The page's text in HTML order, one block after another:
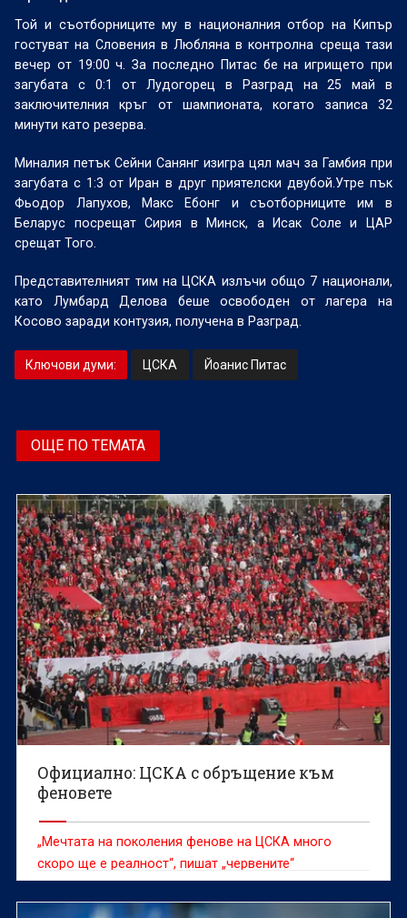
Той и съотборниците му в националния отбор на Кипър
гостуват на Словения в Любляна в контролна среща тази
вечер от 19:00 ч. За последно Питас бе на игрището при
загубата с 0:1 от Лудогорец в Разград на 25 май в
заключителния кръг от шампионата, когато записа 32
минути като резерва.
Миналия петък Сейни Санянг изигра цял мач за Гамбия при
загубата с 1:3 от Иран в друг приятелски двубой.Утре пък
Фьодор Лапухов, Макс Ебонг и съотборниците им в
Беларус посрещат Сирия в Минск, а Исак Соле и ЦАР
срещат Того.
Представителният тим на ЦСКА излъчи общо 7 национали,
като Лумбард Делова беше освободен от лагера на
Косово заради контузия, получена в Разград.
Ключови думи: ЦСКА Йоанис Питас
ОЩЕ ПО ТЕМАТА
Официално: ЦСКА с обръщение към
феновете
„Мечтата на поколения фенове на ЦСКА много
скоро ще е реалност“, пишат „червените“